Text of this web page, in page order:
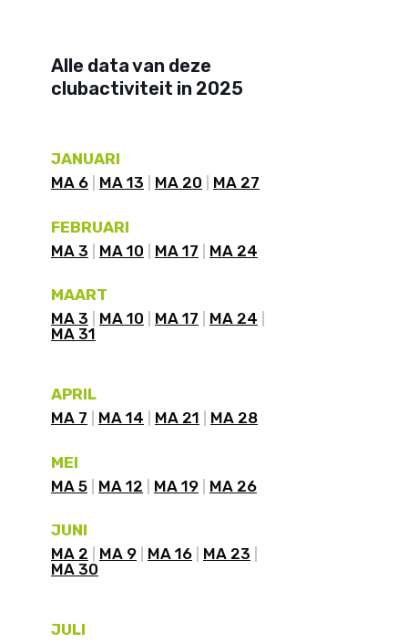
Alle data van deze
clubactiviteit in 2025
JANUARI
MA 6
MA 13 MA 20 MA 27
FEBRUARI
MA 3
MA 10 MA 17 MA 24
MAART
MA 3
MA 10 MA 17
MA 24
MA 31
APRIL
MA 7
MA 14 MA 21 MA 28
MEI
MA 5
MA 12 MA 19 MA 26
JUNI
MA 2
MA 9 MA 16
MA 23
MA 30
JULI